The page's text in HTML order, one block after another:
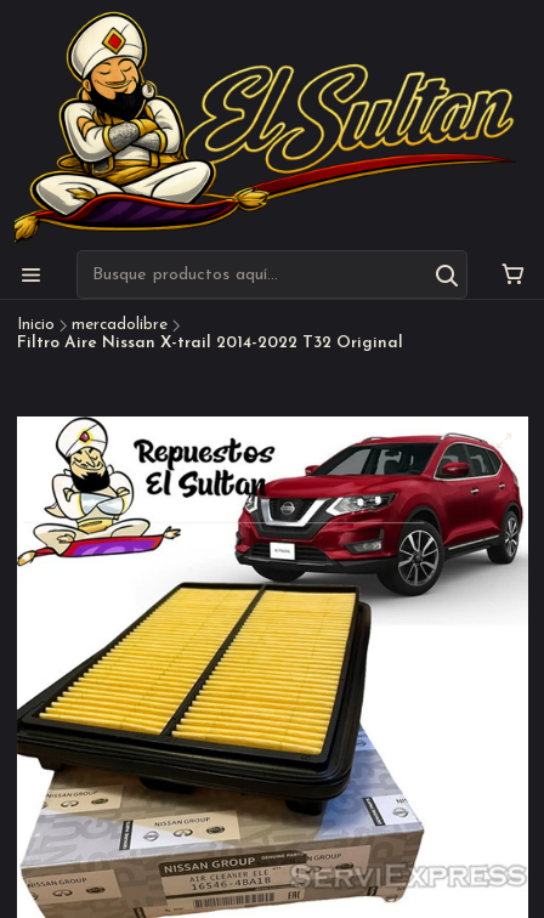
Inicio
mercadolibre
Filtro Aire Nissan X-trail 2014-2022 T32 Original